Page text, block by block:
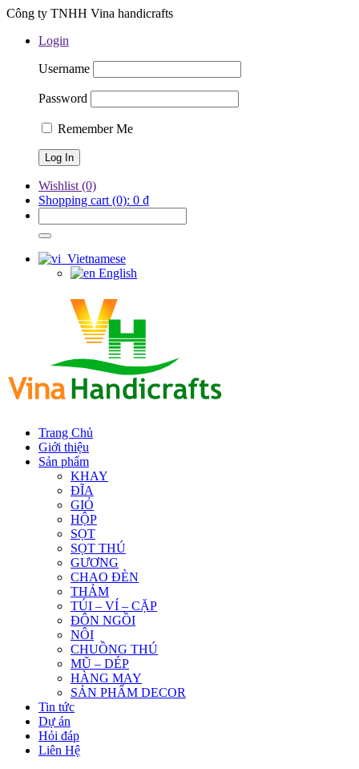
Công ty TNHH Vina handicrafts
Login
Username
Password
Remember Me
Wishlist (0)
Shopping cart (0): 0 ₫
Vietnamese
English
Trang Chủ
Giới thiệu
Sản phẩm
KHAY
ĐĨA
GIỎ
HỘP
SỌT
SỌT THÚ
GƯƠNG
CHAO ĐÈN
THẢM
TÚI – VÍ – CẶP
ĐÔN NGỒI
NÔI
CHUỒNG THÚ
MŨ – DÉP
HÀNG MAY
SẢN PHẨM DECOR
Tin tức
Dự án
Hỏi đáp
Liên Hệ